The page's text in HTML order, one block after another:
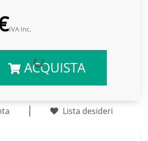
IVA Inc.
ACQUISTA
Lista desideri